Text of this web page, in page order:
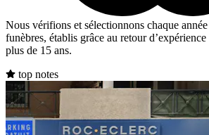
Nous vérifions et sélectionnons chaque
funèbres, établis grâce au retour
plus de 15 ans.
top notes